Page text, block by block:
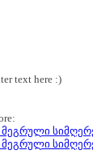
text here :)